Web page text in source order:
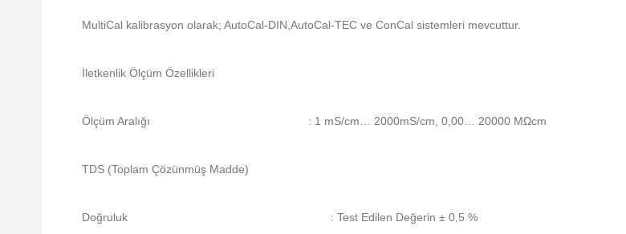
MultiCal kalibrasyon olarak; AutoCal-DIN,AutoCal-TEC ve ConCal sistemleri mevcuttur.
İletkenlik Ölçüm Özellikleri
Ölçüm Aralığı : 1 mS/cm… 2000mS/cm, 0,00… 20000 MΩcm
TDS (Toplam Çözünmüş Madde)
Doğruluk : Test Edilen Değerin ± 0,5 %